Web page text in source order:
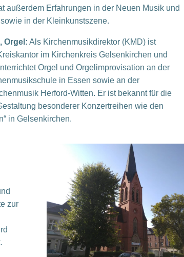
außerdem Erfahrungen in der Neuen Musik und
in der Kleinkunstszene.
Orgel: Als Kirchenmusikdirektor (KMD) ist
im Kirchenkreis Gelsenkirchen und
Orgel und Orgelimprovisation an der
in Essen sowie an der
Herford-Witten. Er ist bekannt für die
besonderer Konzertreihen wie den
in Gelsenkirchen.
zur